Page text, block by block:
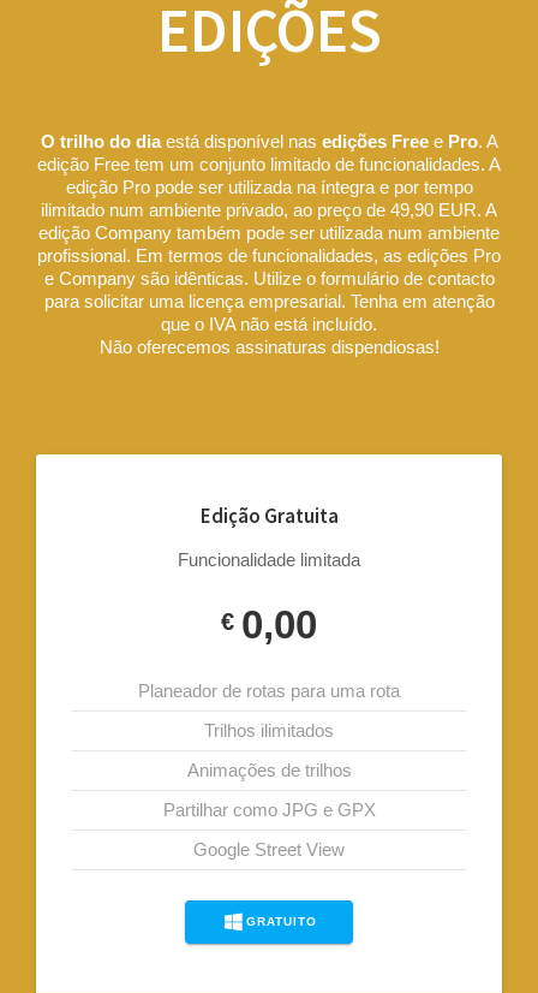
EDIÇÕES
O trilho do diaestá disponível nas edições Freee Pro. A
edição Free tem um conjunto limitado de funcionalidades. A
edição Pro pode ser utilizada na íntegra e por tempo
ilimitado num ambiente privado, ao preço de 49,90 EUR. A
edição Company também pode ser utilizada num ambiente
profissional. Em termos de funcionalidades, as edições Pro
e Company são idênticas. Utilize o formulário de contacto
para solicitar uma licença empresarial. Tenha em atenção
que o IVA não está incluído.
Não oferecemos assinaturas dispendiosas!
Edição Gratuita
Funcionalidade limitada
€ 0,00
Planeador de rotas para uma rota
Trilhos ilimitados
Animações de trilhos
Partilhar como JPG e GPX
Google Street View
GRATUITO